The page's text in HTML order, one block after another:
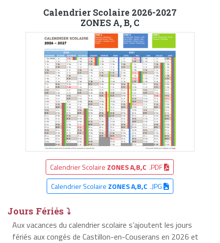
Calendrier Scolaire 2026-2027
ZONES A, B, C
Calendrier Scolaire ZONES A,B,C .PDF
Calendrier Scolaire ZONES A,B,C.JPG
Jours Fériés ⤵
Aux vacances du calendrier scolaire s’ajoutent les jours
fériés aux congés de Castillon-en-Couserans en 2026 et